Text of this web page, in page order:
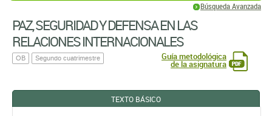
Búsqueda Avanzada
PAZ, SEGURIDAD Y DEFENSA EN LAS
RELACIONES INTERNACIONALES
OB Segundo cuatrimestre Guía metodológica
de la asignatura
TEXTO BÁSICO